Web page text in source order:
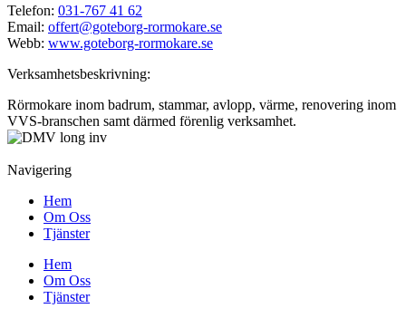
Telefon: 031-767 41 62
Email: offert@goteborg-rormokare.se
Webb: www.goteborg-rormokare.se
Verksamhetsbeskrivning:
Rörmokare inom badrum, stammar, avlopp, värme, renovering inom
VVS-branschen samt därmed förenlig verksamhet.
Navigering
Hem
Om Oss
Tjänster
Hem
Om Oss
Tjänster